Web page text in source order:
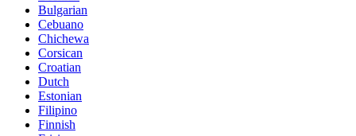
Bulgarian
Cebuano
Chichewa
Corsican
Croatian
Dutch
Estonian
Filipino
Finnish